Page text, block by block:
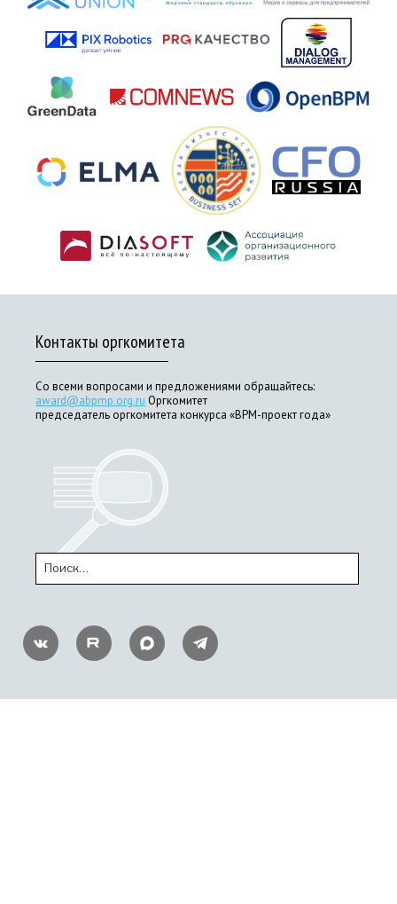
Контакты оргкомитета
Со всеми вопросами и предложениями обращайтесь:
award@abpmp.org.ru Оргкомитет
председатель оргкомитета конкурса «BPM-проект года»
ВКонтактеRUTUBEMAX Telegram